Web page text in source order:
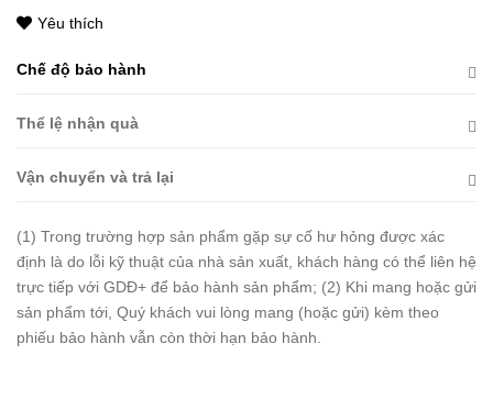
Yêu thích
Chế độ bảo hành
Thể lệ nhận quà
Vận chuyển và trả lại
(1) Trong trường hợp sản phẩm gặp sự cố hư hỏng được xác
định là do lỗi kỹ thuật của nhà sản xuất, khách hàng có thể liên hệ
trực tiếp với GDĐ+ để bảo hành sản phẩm; (2) Khi mang hoặc gửi
sản phẩm tới, Quý khách vui lòng mang (hoặc gửi) kèm theo
phiếu bảo hành vẫn còn thời hạn bảo hành.